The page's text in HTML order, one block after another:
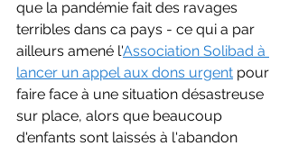
que la pandémie fait des ravages
terribles dans ca pays - ce qui a par
ailleurs amené l'Association Solibad à
lancer un appel aux dons urgent pour
faire face à une situation désastreuse
sur place, alors que beaucoup
d'enfants sont laissés à l'abandon